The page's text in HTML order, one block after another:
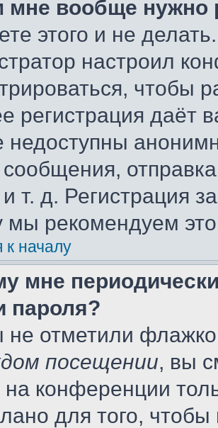
мне вообще нужно
этого и не
настроил
чтобы
регистрация даёт
недоступны
и т. д. Регистрация
мы рекомендуем
к началу
мне
пароля?
не отметили
посещении, вы
конференции
для того, чтобы